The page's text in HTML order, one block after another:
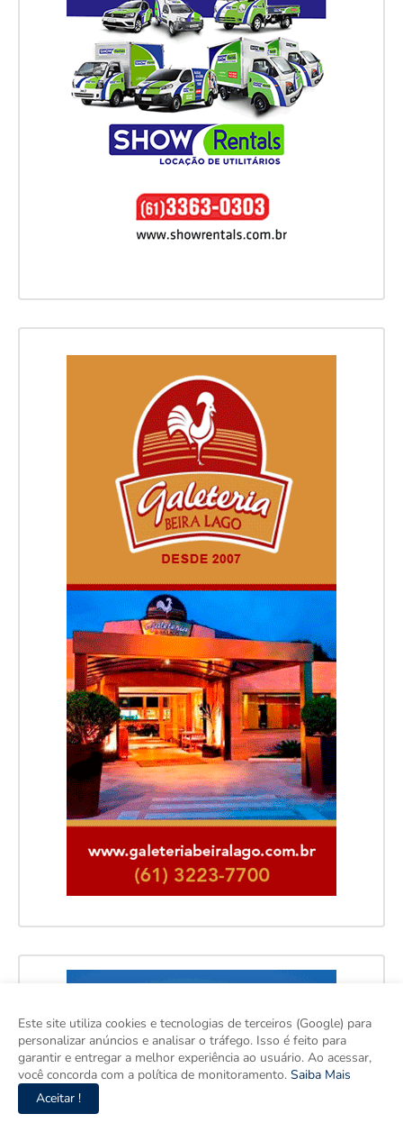
Este site utiliza cookies e tecnologias de terceiros (Google) para
personalizar anúncios e analisar o tráfego. Isso é feito para
garantir e entregar a melhor experiência ao usuário. Ao acessar,
você concorda com a política de monitoramento. Saiba Mais
Aceitar !